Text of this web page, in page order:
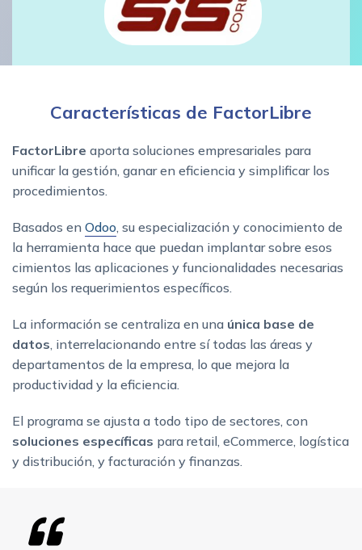
Características de FactorLibre
FactorLibre aporta soluciones empresariales para
unificar la gestión, ganar en eficiencia y simplificar los
procedimientos.
Basados en Odoo , su especialización y conocimiento de
la herramienta hace que puedan implantar sobre esos
cimientos las aplicaciones y funcionalidades necesarias
según los requerimientos específicos.
La información se centraliza en una única base de
datos , interrelacionando entre sí todas las áreas y
departamentos de la empresa, lo que mejora la
productividad y la eficiencia.
El programa se ajusta a todo tipo de sectores, con
soluciones específicas para retail, eCommerce, logística
y distribución, y facturación y finanzas.